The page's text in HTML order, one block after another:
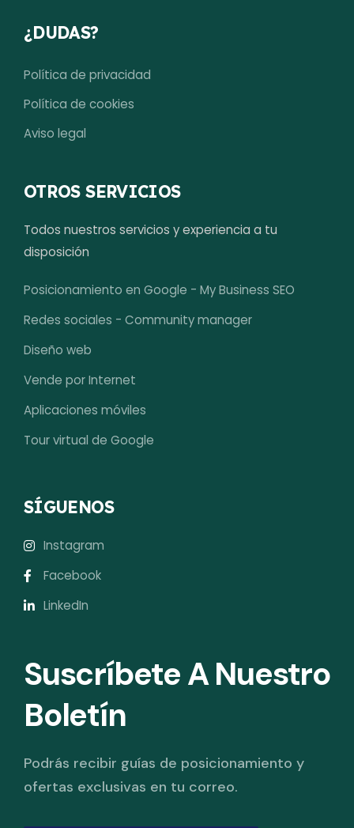
¿DUDAS?
Política de privacidad
Política de cookies
Aviso legal
OTROS SERVICIOS
Todos nuestros servicios y experiencia a tu
disposición
Posicionamiento en Google - My Business SEO
Redes sociales - Community manager
Diseño web
Vende por Internet
Aplicaciones móviles
Tour virtual de Google
SÍGUENOS
Instagram
Facebook
LinkedIn
Suscríbete A Nuestro
Boletín
Podrás recibir guías de posicionamiento y
ofertas exclusivas en tu correo.